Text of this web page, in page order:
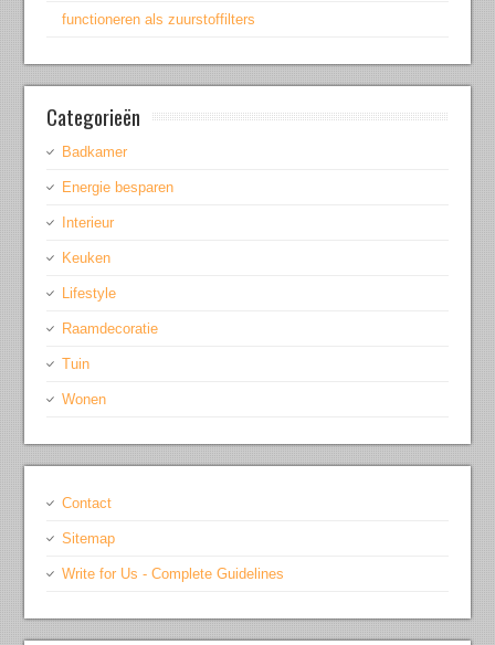
functioneren als zuurstoffilters
Categorieën
Badkamer
Energie besparen
Interieur
Keuken
Lifestyle
Raamdecoratie
Tuin
Wonen
Contact
Sitemap
Write for Us - Complete Guidelines